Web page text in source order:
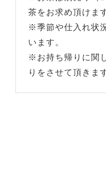
茶をお求め頂けま
※季節や仕入れ状
います。
※お持ち帰りに関
りをさせて頂きま